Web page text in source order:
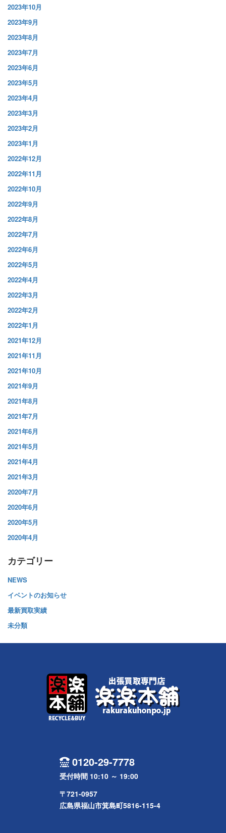
2023年10月
2023年9月
2023年8月
2023年7月
2023年6月
2023年5月
2023年4月
2023年3月
2023年2月
2023年1月
2022年12月
2022年11月
2022年10月
2022年9月
2022年8月
2022年7月
2022年6月
2022年5月
2022年4月
2022年3月
2022年2月
2022年1月
2021年12月
2021年11月
2021年10月
2021年9月
2021年8月
2021年7月
2021年6月
2021年5月
2021年4月
2021年3月
2020年7月
2020年6月
2020年5月
2020年4月
カテゴリー
NEWS
イベントのお知らせ
最新買取実績
未分類
0120-29-7778
受付時間 10:10 ～ 19:00
〒721-0957
広島県福山市箕島町5816-115-4